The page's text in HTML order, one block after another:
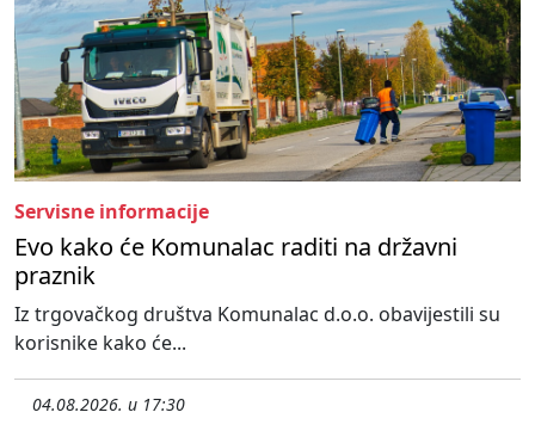
Servisne informacije
Evo kako će Komunalac raditi na državni
praznik
Iz trgovačkog društva Komunalac d.o.o. obavijestili su
korisnike kako će...
04.08.2026. u 17:30